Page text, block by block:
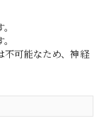
不可能なため、神経